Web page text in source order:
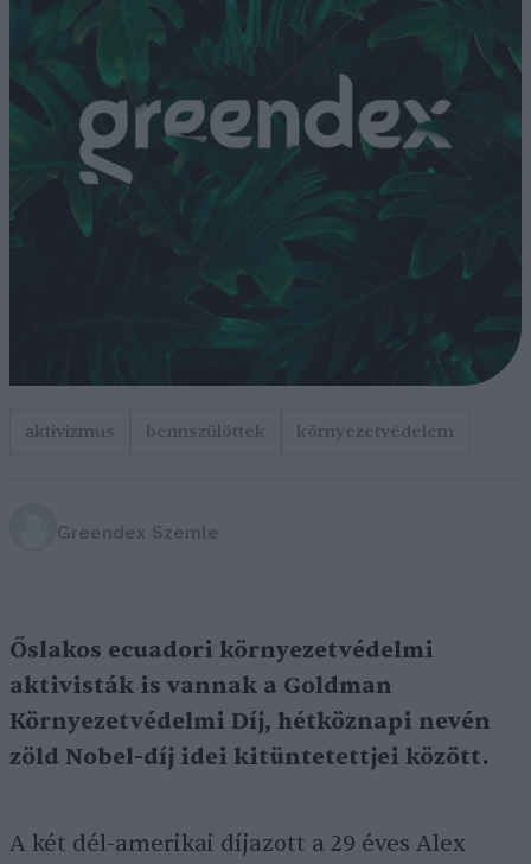
aktivizmus bennszülöttek környezetvédelem
Greendex Szemle
Őslakos ecuadori környezetvédelmi
aktivisták is vannak a Goldman
Környezetvédelmi Díj, hétköznapi nevén
zöld Nobel-díj idei kitüntetettjei között.
A két dél-amerikai díjazott a 29 éves Alex